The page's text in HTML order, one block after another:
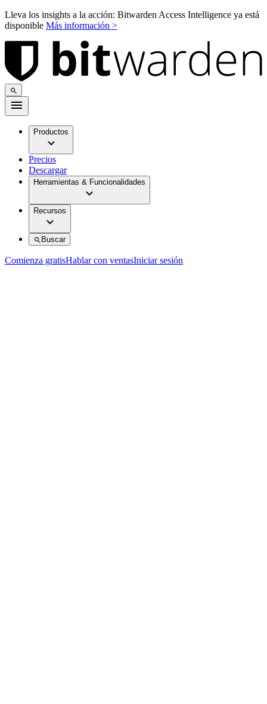
Lleva los insights a la acción: Bitwarden Access Intelligence ya está
disponible Más información >
Productos
Precios
Descargar
Herramientas & Funcionalidades
Recursos
Buscar
Comienza gratisHablar con ventasIniciar sesión